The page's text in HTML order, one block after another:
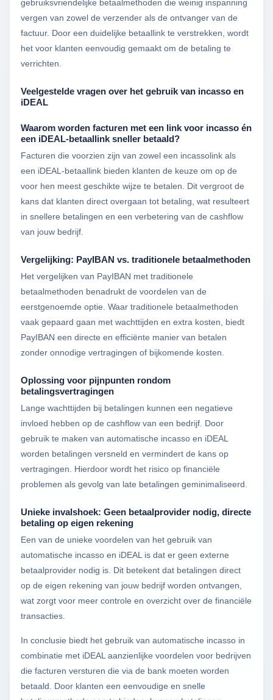
gebruiksvriendelijke betaalmethoden die weinig inspanning
vergen van zowel de verzender als de ontvanger van de
factuur. Door een duidelijke betaallink te verstrekken, wordt
het voor klanten eenvoudig gemaakt om de betaling te
verrichten.
Veelgestelde vragen over het gebruik van incasso en
iDEAL
Waarom worden facturen met een link voor incasso én
een iDEAL-betaallink sneller betaald?
Facturen die voorzien zijn van zowel een incassolink als
een iDEAL-betaallink bieden klanten de keuze om op de
voor hen meest geschikte wijze te betalen. Dit vergroot de
kans dat klanten direct overgaan tot betaling, wat resulteert
in snellere betalingen en een verbetering van de cashflow
van jouw bedrijf.
Vergelijking: PayIBAN vs. traditionele betaalmethoden
Het vergelijken van PayIBAN met traditionele
betaalmethoden benadrukt de voordelen van de
eerstgenoemde optie. Waar traditionele betaalmethoden
vaak gepaard gaan met wachttijden en extra kosten, biedt
PayIBAN een directe en efficiënte manier van betalen
zonder onnodige vertragingen of bijkomende kosten.
Oplossing voor pijnpunten rondom
betalingsvertragingen
Lange wachttijden bij betalingen kunnen een negatieve
invloed hebben op de cashflow van een bedrijf. Door
gebruik te maken van automatische incasso en iDEAL
worden betalingen versneld en vermindert de kans op
vertragingen. Hierdoor wordt het risico op financiële
problemen als gevolg van late betalingen geminimaliseerd.
Unieke invalshoek: Geen betaalprovider nodig, directe
betaling op eigen rekening
Een van de unieke voordelen van het gebruik van
automatische incasso en iDEAL is dat er geen externe
betaalprovider nodig is. Dit betekent dat betalingen direct
op de eigen rekening van jouw bedrijf worden ontvangen,
wat zorgt voor meer controle en overzicht over de financiële
transacties.
In conclusie biedt het gebruik van automatische incasso in
combinatie met iDEAL aanzienlijke voordelen voor bedrijven
die facturen versturen die via de bank moeten worden
betaald. Door klanten een eenvoudige en snelle